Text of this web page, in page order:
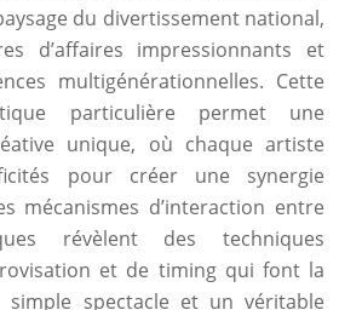
du divertissement national,
d’affaires impressionnants et
multigénérationnelles. Cette
particulière permet une
unique, où chaque artiste
pour créer une synergie
mécanismes d’interaction entre
révèlent des techniques
et de timing qui font la
spectacle et un véritable